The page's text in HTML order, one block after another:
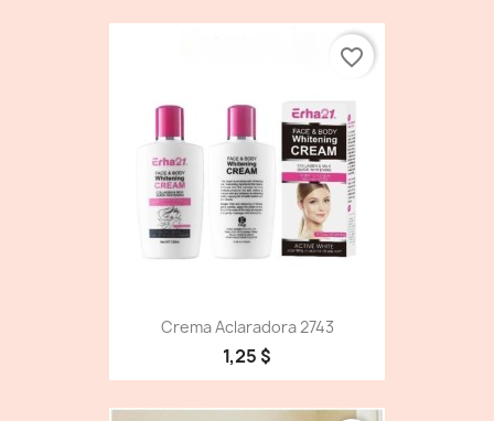
Crema Aclaradora 2743
1,25 $
favorite_border